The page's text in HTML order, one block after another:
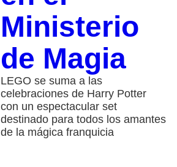
Ministerio
de Magia
LEGO se suma a las
celebraciones de Harry Potter
con un espectacular set
destinado para todos los amantes
de la mágica franquicia